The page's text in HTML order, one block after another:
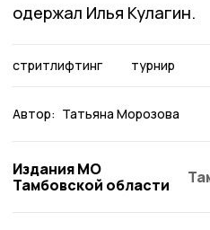
одержал Илья Кулагин.
стритлифтинг турнир
Автор: Татьяна Морозова
Издания МО
Тамбовской области